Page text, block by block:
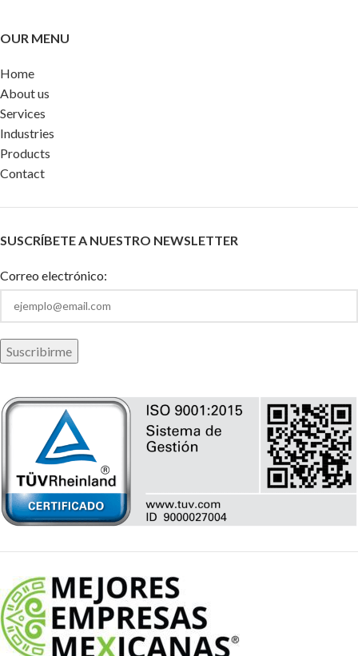
OUR MENU
Home
About us
Services
Industries
Products
Contact
SUSCRÍBETE A NUESTRO NEWSLETTER
Correo electrónico: